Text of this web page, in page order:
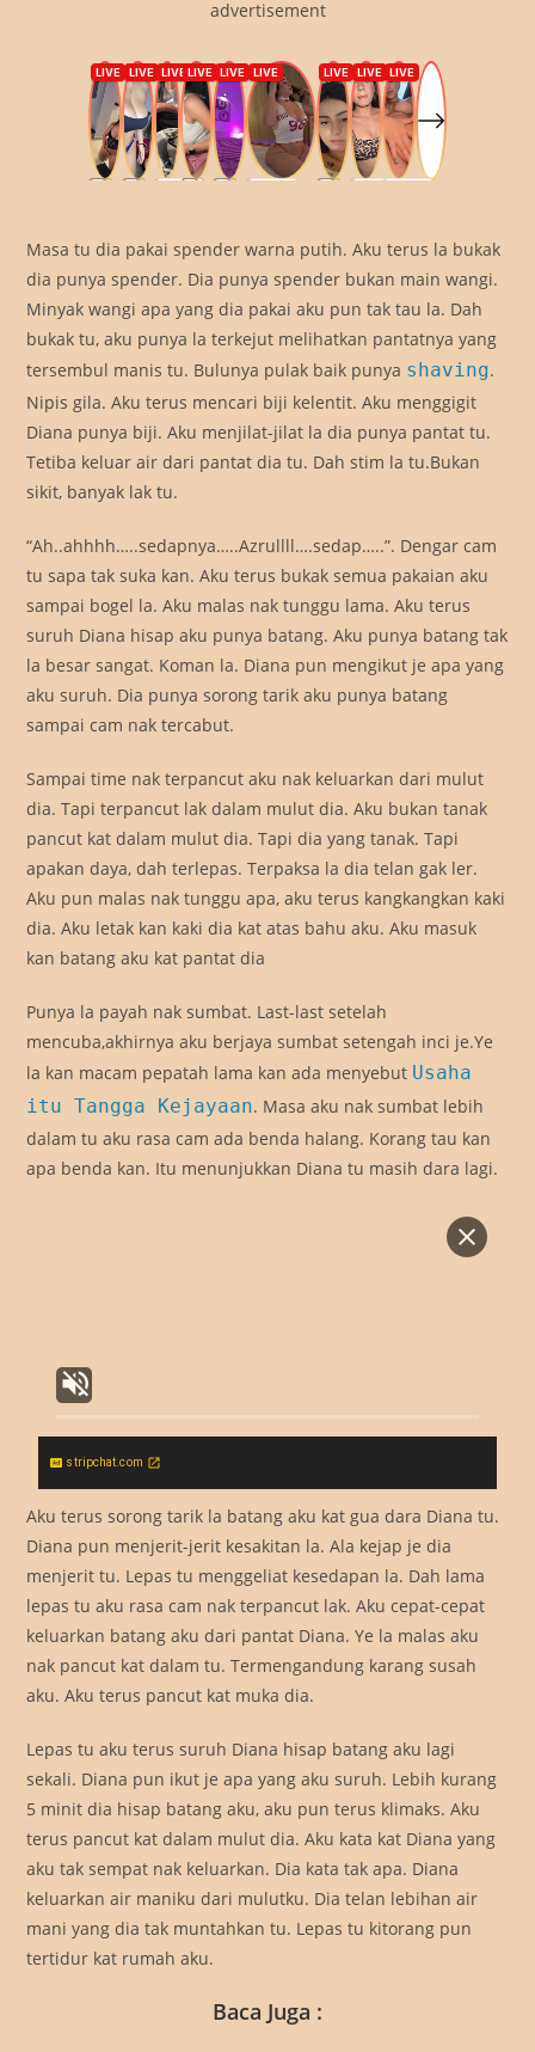
advertisement
Masa tu dia pakai spender warna putih. Aku terus la bukak
dia punya spender. Dia punya spender bukan main wangi.
Minyak wangi apa yang dia pakai aku pun tak tau la. Dah
bukak tu, aku punya la terkejut melihatkan pantatnya yang
tersembul manis tu. Bulunya pulak baik punya shaving.
Nipis gila. Aku terus mencari biji kelentit. Aku menggigit
Diana punya biji. Aku menjilat-jilat la dia punya pantat tu.
Tetiba keluar air dari pantat dia tu. Dah stim la tu.Bukan
sikit, banyak lak tu.
“Ah..ahhhh…..sedapnya…..Azrullll….sedap…..”. Dengar cam
tu sapa tak suka kan. Aku terus bukak semua pakaian aku
sampai bogel la. Aku malas nak tunggu lama. Aku terus
suruh Diana hisap aku punya batang. Aku punya batang tak
la besar sangat. Koman la. Diana pun mengikut je apa yang
aku suruh. Dia punya sorong tarik aku punya batang
sampai cam nak tercabut.
Sampai time nak terpancut aku nak keluarkan dari mulut
dia. Tapi terpancut lak dalam mulut dia. Aku bukan tanak
pancut kat dalam mulut dia. Tapi dia yang tanak. Tapi
apakan daya, dah terlepas. Terpaksa la dia telan gak ler.
Aku pun malas nak tunggu apa, aku terus kangkangkan kaki
dia. Aku letak kan kaki dia kat atas bahu aku. Aku masuk
kan batang aku kat pantat dia
Punya la payah nak sumbat. Last-last setelah
mencuba,akhirnya aku berjaya sumbat setengah inci je.Ye
la kan macam pepatah lama kan ada menyebut Usaha
itu Tangga Kejayaan. Masa aku nak sumbat lebih
dalam tu aku rasa cam ada benda halang. Korang tau kan
apa benda kan. Itu menunjukkan Diana tu masih dara lagi.
stripchat.com
Aku terus sorong tarik la batang aku kat gua dara Diana tu.
Diana pun menjerit-jerit kesakitan la. Ala kejap je dia
menjerit tu. Lepas tu menggeliat kesedapan la. Dah lama
lepas tu aku rasa cam nak terpancut lak. Aku cepat-cepat
keluarkan batang aku dari pantat Diana. Ye la malas aku
nak pancut kat dalam tu. Termengandung karang susah
aku. Aku terus pancut kat muka dia.
Lepas tu aku terus suruh Diana hisap batang aku lagi
sekali. Diana pun ikut je apa yang aku suruh. Lebih kurang
5 minit dia hisap batang aku, aku pun terus klimaks. Aku
terus pancut kat dalam mulut dia. Aku kata kat Diana yang
aku tak sempat nak keluarkan. Dia kata tak apa. Diana
keluarkan air maniku dari mulutku. Dia telan lebihan air
mani yang dia tak muntahkan tu. Lepas tu kitorang pun
tertidur kat rumah aku.
Baca Juga :